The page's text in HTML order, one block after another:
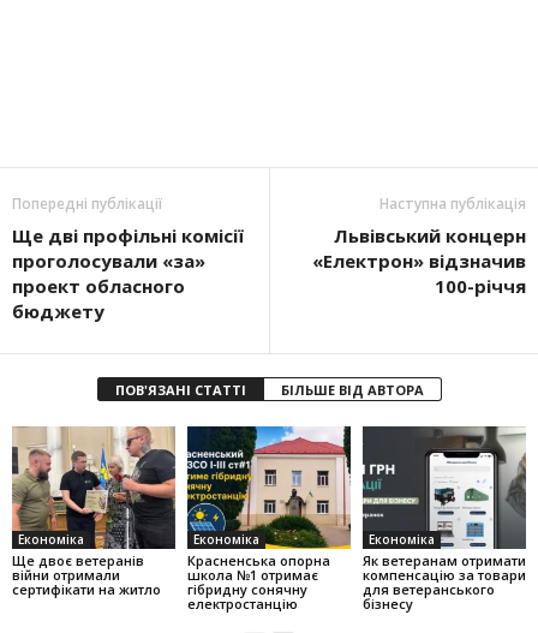
Попередні публікації
Ще дві профільні комісії
проголосували «за»
проект обласного
бюджету
Наступна публікація
Львівський концерн
«Електрон» відзначив
100-річчя
ПОВ'ЯЗАНІ СТАТТІ БІЛЬШЕ ВІД АВТОРА
Економіка
Ще двоє ветеранів
війни отримали
сертифікати на житло
Економіка
Красненська опорна
школа №1 отримає
гібридну сонячну
електростанцію
Економіка
Як ветеранам отримати
компенсацію за товари
для ветеранського
бізнесу